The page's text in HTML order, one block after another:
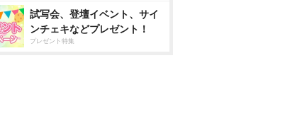
試写会、登壇イベント、サイ
ンチェキなどプレゼント！
プレゼント特集